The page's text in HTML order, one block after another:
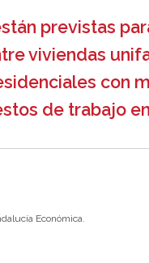
previstas
viviendas
con
de trabajo
Económica.